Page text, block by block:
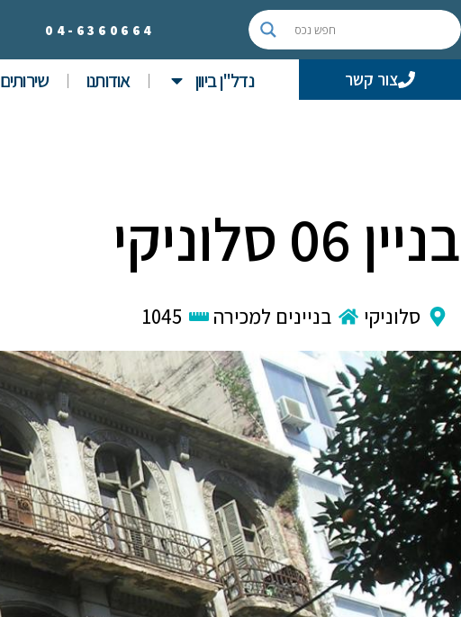
04- 6360664
צור קשר נדל"ן ביוון אודותנו שירותים
בניין 06 סלוניקי
סלוניקי בניינים למכירה 1045